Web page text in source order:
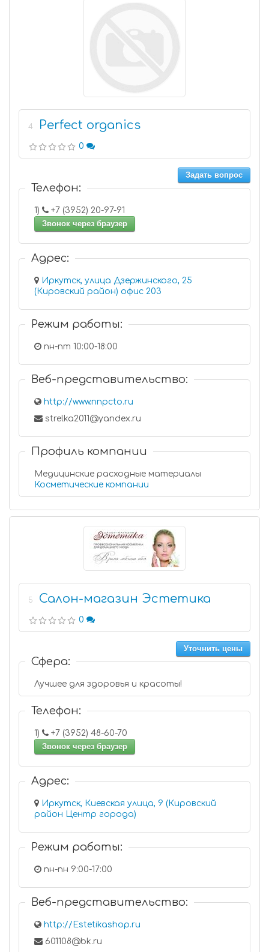
4 Perfect organics
0
Задать вопрос
Телефон:
1)
+7 (3952) 20-97-91
Звонок через браузер
Адрес:
Иркутск, улица Дзержинского, 25
(Кировский район) офис 203
Режим работы:
пн-пт 10:00-18:00
Веб-представительство:
http://www.nnpcto.ru
strelka2011@yandex.ru
Профиль компании
Медицинские расходные материалы
Косметические компании
5 Салон-магазин Эстетика
0
Уточнить цены
Сфера:
Лучшее для здоровья и красоты!
Телефон:
1)
+7 (3952) 48-60-70
Звонок через браузер
Адрес:
Иркутск, Киевская улица, 9 (Кировский
район Центр города)
Режим работы:
пн-пн 9:00-17:00
Веб-представительство:
http://Estetikashop.ru
601108@bk.ru